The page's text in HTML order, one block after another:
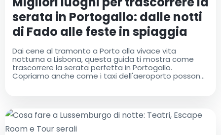
serata in Portogallo: dalle notti
di Fado alle feste in spiaggia
Dai cene al tramonto a Porto alla vivace vita
notturna a Lisbona, questa guida ti mostra come
trascorrere la serata perfetta in Portogallo.
Copriamo anche come i taxi dell'aeroporto possono